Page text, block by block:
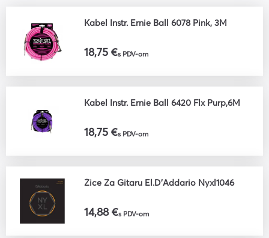
Kabel Instr. Ernie Ball 6078 Pink, 3M
18,75 €s PDV-om
Kabel Instr. Ernie Ball 6420 Flx Purp,6M
18,75 €s PDV-om
Žice Za Gitaru El.D'Addario Nyxl1046
14,88 €s PDV-om